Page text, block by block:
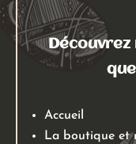
Accueil
La boutique et